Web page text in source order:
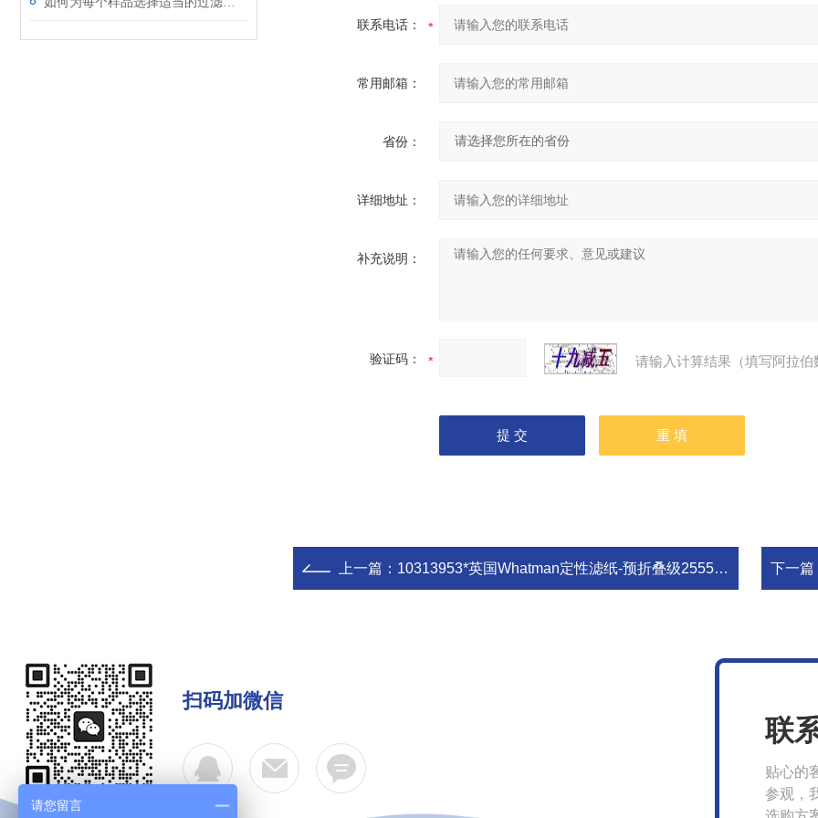
联系电话：
常用邮箱：
省份：
详细地址：
补充说明：
验证码： 请输入计算结果（填写阿拉
上一篇： 10313953*英国Whatman定性滤纸-预折叠级2555 FF 320MM 100/PK 下一篇
扫码加微信
联
贴心的
参观，
请您留言